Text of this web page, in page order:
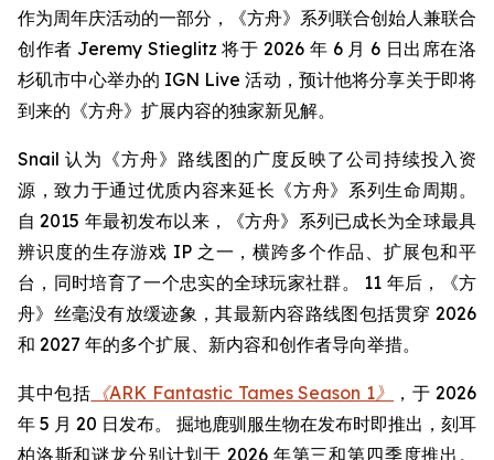
作为周年庆活动的一部分，《方舟》系列联合创始人兼联合
创作者 Jeremy Stieglitz 将于 2026 年 6 月 6 日出席在洛
杉矶市中心举办的 IGN Live 活动，预计他将分享关于即将
到来的《方舟》扩展内容的独家新见解。
Snail 认为《方舟》路线图的广度反映了公司持续投入资
源，致力于通过优质内容来延长《方舟》系列生命周期。
自 2015 年最初发布以来，《方舟》系列已成长为全球最具
辨识度的生存游戏 IP 之一，横跨多个作品、扩展包和平
台，同时培育了一个忠实的全球玩家社群。 11 年后，《方
舟》丝毫没有放缓迹象，其最新内容路线图包括贯穿 2026
和 2027 年的多个扩展、新内容和创作者导向举措。
其中包括 《ARK Fantastic Tames Season 1》
，于 2026
年 5 月 20 日发布。 掘地鹿驯服生物在发布时即推出，刻耳
柏洛斯和谜龙分别计划于 2026 年第三和第四季度推出。